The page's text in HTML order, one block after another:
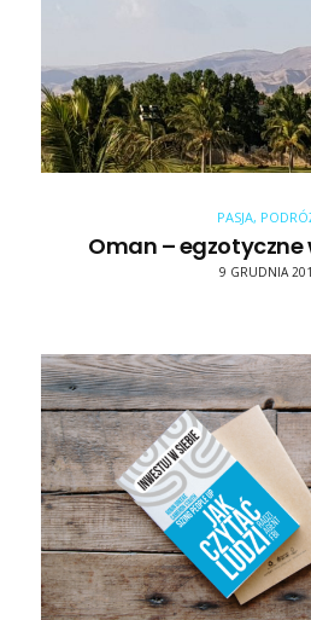
PASJA,
Oman –
9 GRUDNIA